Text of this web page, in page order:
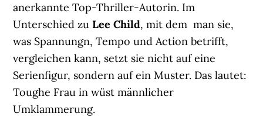
anerkannte Top-Thriller-Autorin. Im
Unterschied zuLee Child, mit dem man sie,
was Spannungn, Tempo und Action betrifft,
vergleichen kann, setzt sie nicht auf eine
Serienfigur, sondern auf ein Muster. Das lautet:
Toughe Frau in wüst männlicher
Umklammerung.